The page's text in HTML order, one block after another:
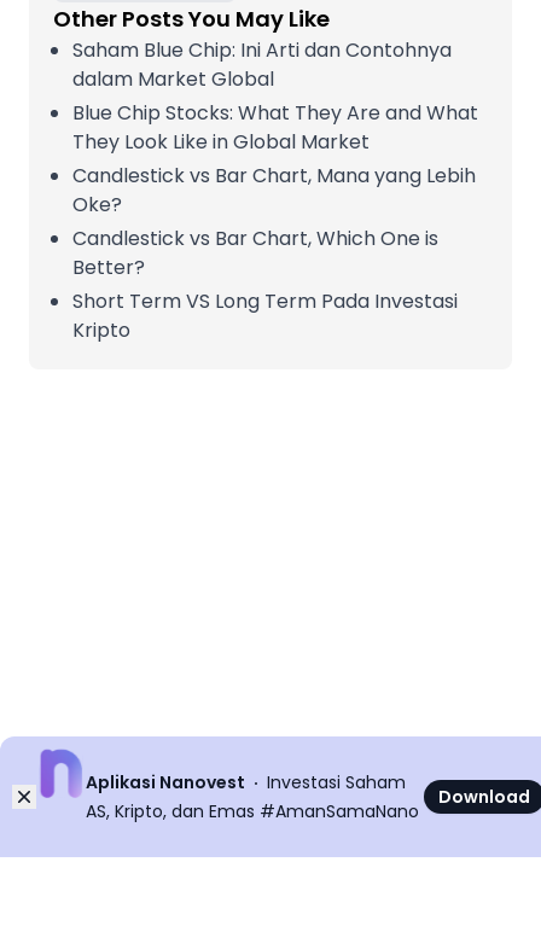
Other Posts You May Like
Saham Blue Chip: Ini Arti dan Contohnya
dalam Market Global
Blue Chip Stocks: What They Are and What
They Look Like in Global Market
Candlestick vs Bar Chart, Mana yang Lebih
Oke?
Candlestick vs Bar Chart, Which One is
Better?
Short Term VS Long Term Pada Investasi
Kripto
Dismiss
Aplikasi Nanovest
Investasi Saham
AS, Kripto, dan Emas #AmanSamaNano
Download
©2026All rights reserved